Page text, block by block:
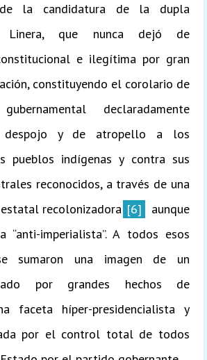
de la candidatura de la dupla
Linera, que nunca dejó de
e ilegítima por gran
constituyendo el corolario de
declaradamente
despojo y de atropello a los
pueblos indígenas y contra sus
reconocidos, a través de una
recolonizadora [6]
aunque
“anti-imperialista”. A todos esos
sumaron una imagen de un
por grandes hechos de
faceta híper-presidencialista y
por el control total de todos